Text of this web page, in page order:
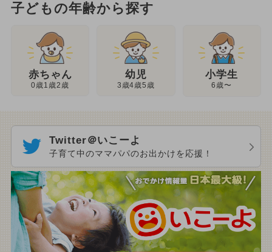
子どもの年齢から探す
赤ちゃん
0歳1歳2歳
幼児
3歳4歳5歳
小学生
6歳〜
Twitter＠いこーよ
子育て中のママパパのお出かけを応援！